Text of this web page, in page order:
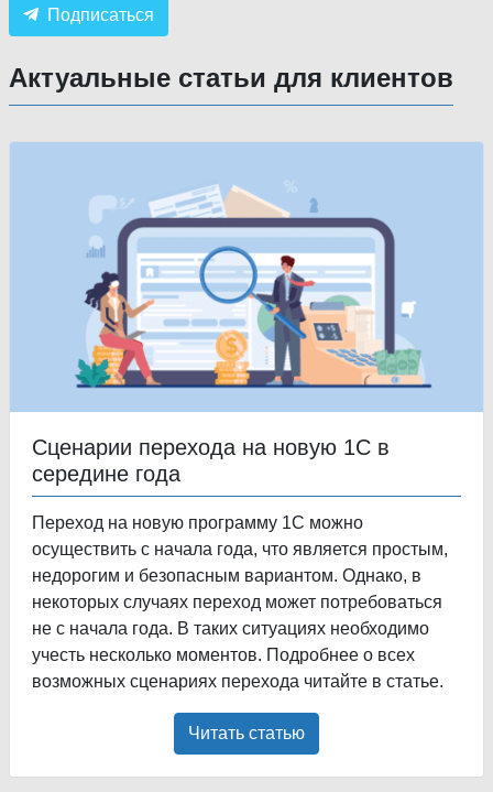
Подписаться
Актуальные статьи для клиентов
Сценарии перехода на новую 1С в
середине года
Переход на новую программу 1С можно
осуществить с начала года, что является простым,
недорогим и безопасным вариантом. Однако, в
некоторых случаях переход может потребоваться
не с начала года. В таких ситуациях необходимо
учесть несколько моментов. Подробнее о всех
возможных сценариях перехода читайте в статье.
Читать статью